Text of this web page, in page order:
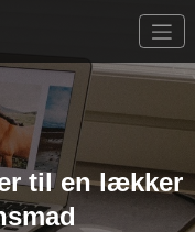
til en lækker